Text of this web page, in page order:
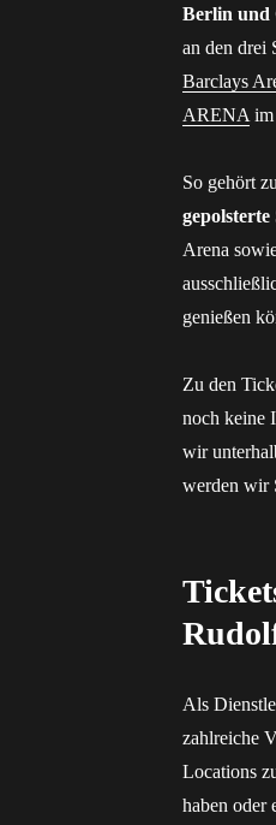
Berlin und
an den drei
Barclays
ARENA im
So gehört
Arena
genießen
Zu den
noch keine
wir
werden wir
Als
zahlreiche
Locations
haben oder